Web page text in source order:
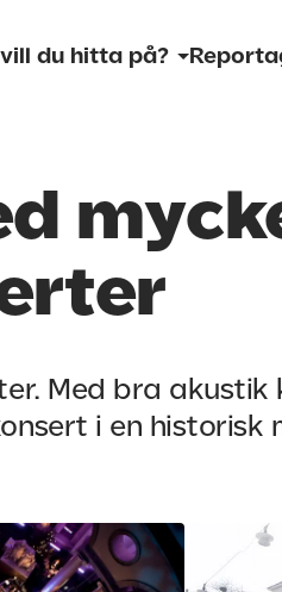
du hitta på?
Med bra akustik
i en historisk